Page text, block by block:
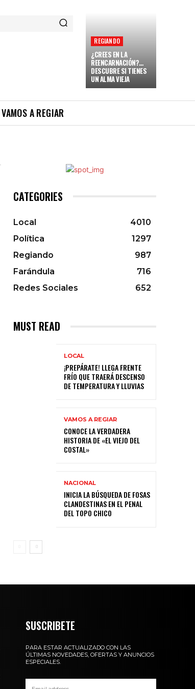
REGIANDO
¿CREES EN LA
REENCARNACIÓN?…
DESCUBRE SI TIENES
UN ALMA VIEJA
VAMOS A REGIAR
CATEGORIES
Local
4010
Política
1297
Regiando
987
Farándula
716
Redes Sociales
652
MUST READ
LOCAL
¡PREPÁRATE! LLEGA FRENTE
FRÍO QUE TRAERÁ DESCENSO
DE TEMPERATURA Y LLUVIAS
VAMOS A REGIAR
CONOCE LA VERDADERA
HISTORIA DE «EL VIEJO DEL
COSTAL»
NACIONAL
INICIA LA BÚSQUEDA DE FOSAS
CLANDESTINAS EN EL PENAL
DEL TOPO CHICO
SUSCRIBETE
PARA ESTAR ACTUALIZADO CON LAS
ÚLTIMAS NOVEDADES, OFERTAS Y ANUNCIOS
ESPECIALES.